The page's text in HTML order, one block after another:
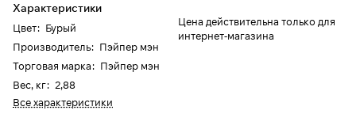
Характеристики
Цвет: Бурый
Производитель: Пэйпер мэн
Торговая марка: Пэйпер мэн
Вес, кг: 2,88
Все характеристики
Цена действительна только для
интернет-магазина